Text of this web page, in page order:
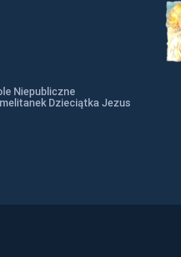
Niepubliczne
Dzieciątka Jezus